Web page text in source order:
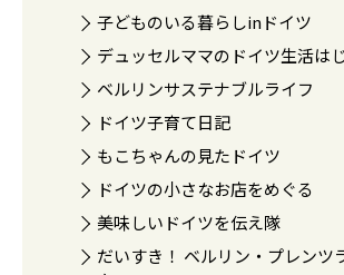
子どものいる暮らしinドイツ
デュッセルママのドイツ生活は
ベルリンサステナブルライフ
ドイツ子育て日記
もこちゃんの見たドイツ
ドイツの小さなお店をめぐる
美味しいドイツを伝え隊
だいすき！ ベルリン・プレンツ